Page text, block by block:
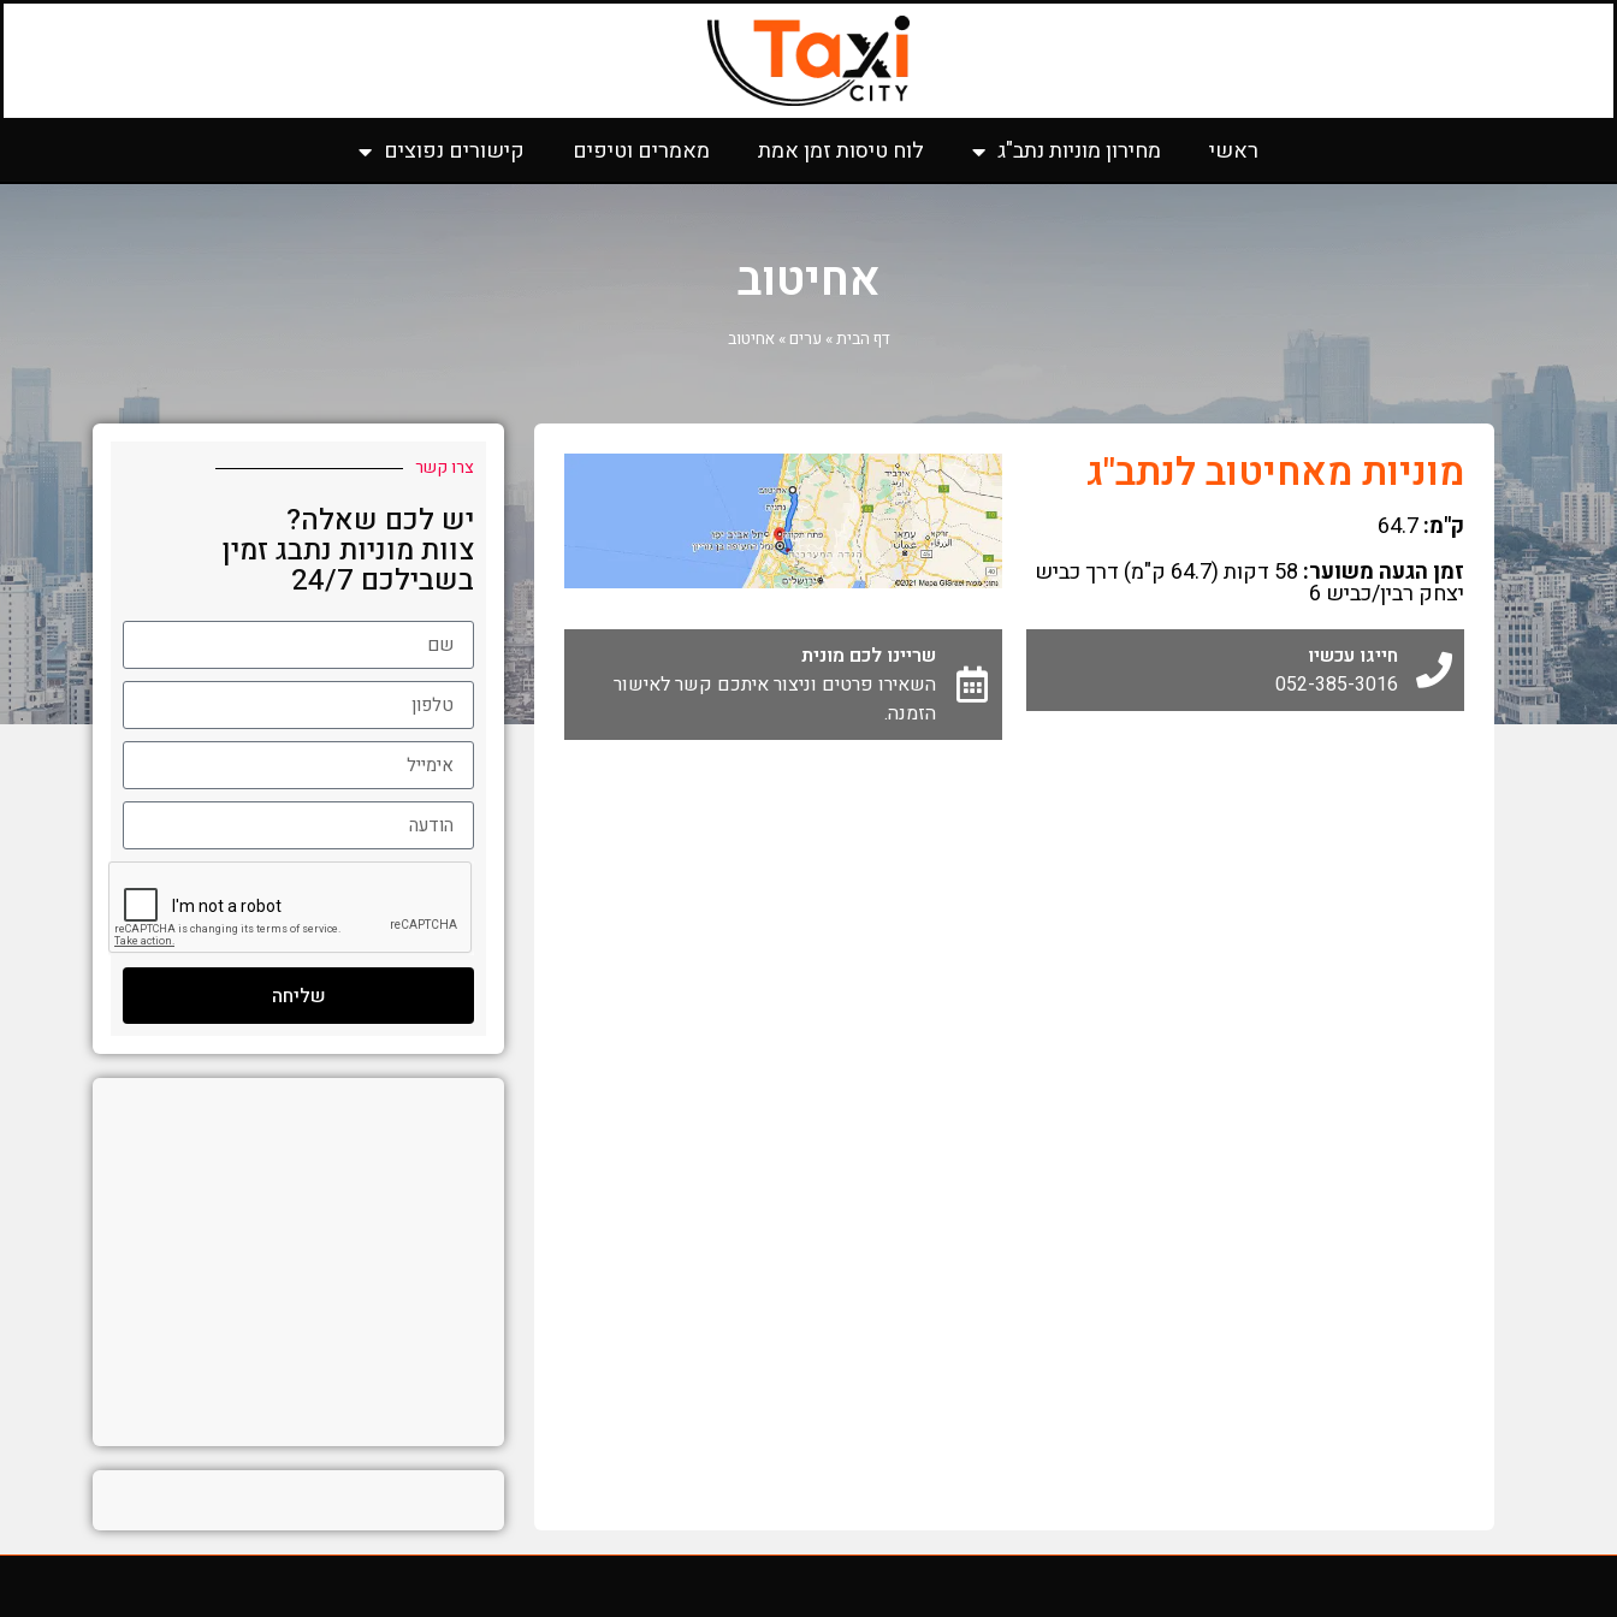
ראשי מחירון מוניות נתב"ג לוח טיסות זמן אמת מאמרים וטיפים קישורים נפוצים
אחיטוב
דף הבית» ערים »אחיטוב
מוניות מאחיטוב לנתב"ג
ק"מ:64.7
זמן הגעה משוער:
58 דקות (64.7 ק"מ) דרך כביש
יצחק רבין/כביש 6
חייגו עכשיו
052-385-3016
שריינו לכם מונית
השאירו פרטים וניצור איתכם קשר לאישור
הזמנה.
צרו קשר
יש לכם שאלה?
צוות מוניות נתבג זמין
בשבילכם 24/7
שליחה